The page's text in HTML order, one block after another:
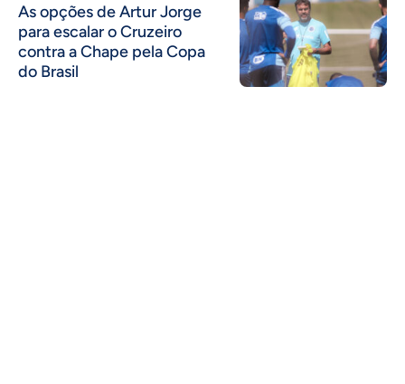
As opções de Artur Jorge
para escalar o Cruzeiro
contra a Chape pela Copa
do Brasil